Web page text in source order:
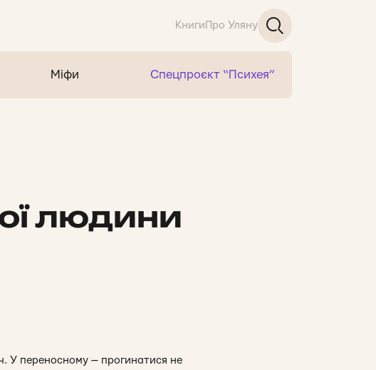
Книги Про Уляну
Міфи Спецпроєкт “Психея”
людини
У переносному — прогинатися не